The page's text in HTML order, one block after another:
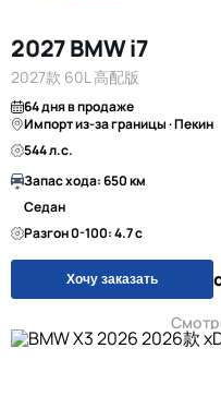
2027 BMW i7
2027款 60L 高配版
64 дня в продаже
Импорт из-за границы · Пекин
544 л.с.
Запас хода: 650 км
Седан
Разгон 0-100: 4.7 с
Хочу заказать